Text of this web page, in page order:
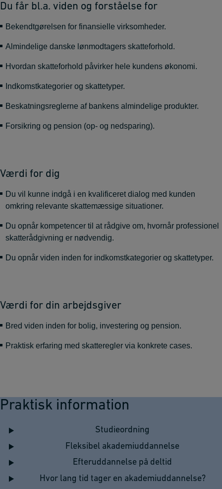
Du får bl.a. viden og forståelse for
Bekendtgørelsen for finansielle virksomheder.
Almindelige danske lønmodtagers skatteforhold.
Hvordan skatteforhold påvirker hele kundens økonomi.
Indkomstkategorier og skattetyper.
Beskatningsreglerne af bankens almindelige produkter.
Forsikring og pension (op- og nedsparing).
Værdi for dig
Du vil kunne indgå i en kvalificeret dialog med kunden
omkring relevante skattemæssige situationer.
Du opnår kompetencer til at rådgive om, hvornår professionel
skatterådgivning er nødvendig.
Du opnår viden inden for indkomstkategorier og skattetyper.
Værdi for din arbejdsgiver
Bred viden inden for bolig, investering og pension.
Praktisk erfaring med skatteregler via konkrete cases.
Praktisk information
Studieordning
Fleksibel akademiuddannelse
Efteruddannelse på deltid
Hvor lang tid tager en akademiuddannelse?